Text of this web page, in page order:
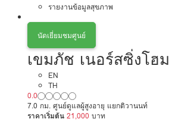
รายงานข้อมูลสุขภาพ
นัดเยี่ยมชมศูนย์
เขมภัช เนอร์สซิ่งโฮม
EN
TH
0.0
7.0 กม. ศูนย์ดูแลผู้สูงอายุ แยกติวานนท์
ราคาเริ่มต้น 21,000 บาท